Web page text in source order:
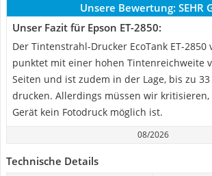
Unsere Bewertung: SEHR
Unser Fazit für Epson ET-2850:
Der Tintenstrahl-Drucker EcoTank ET-2850
punktet mit einer hohen Tintenreichweite
Seiten und ist zudem in der Lage, bis zu
drucken. Allerdings müssen wir kritisieren,
Gerät kein Fotodruck möglich ist.
08/2026
Technische Details